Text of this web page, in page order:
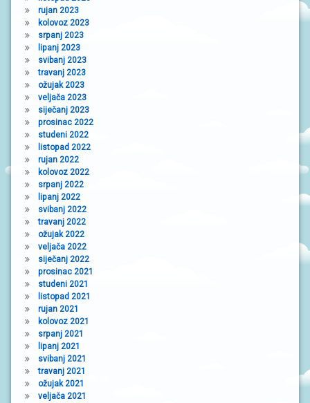
rujan 2023
kolovoz 2023
srpanj 2023
lipanj 2023
svibanj 2023
travanj 2023
ožujak 2023
veljača 2023
siječanj 2023
prosinac 2022
studeni 2022
listopad 2022
rujan 2022
kolovoz 2022
srpanj 2022
lipanj 2022
svibanj 2022
travanj 2022
ožujak 2022
veljača 2022
siječanj 2022
prosinac 2021
studeni 2021
listopad 2021
rujan 2021
kolovoz 2021
srpanj 2021
lipanj 2021
svibanj 2021
travanj 2021
ožujak 2021
veljača 2021